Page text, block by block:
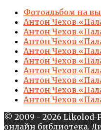
Фотоальбом на
Антон Чехов
Антон Чехов
Антон Чехов
Антон Чехов
Антон Чехов
Антон Чехов
Антон Чехов
Антон Чехов
Антон Чехов
© 2009 - 2026 Likolod-
онлайн библиотека.